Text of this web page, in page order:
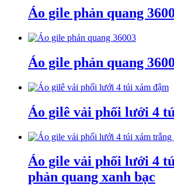
Áo gile phản quang
Áo gile phản quang
Áo gilê vải phối lưới 4
Áo gile vải phối lưới 4
phản quang xanh bạc